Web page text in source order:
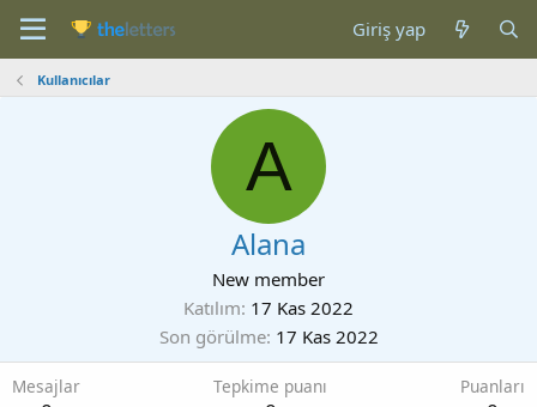
Giriş yap
Kullanıcılar
A
Alana
New member
Katılım 17 Kas 2022
Son görülme 17 Kas 2022
Mesajlar Tepkime puanı Puanları